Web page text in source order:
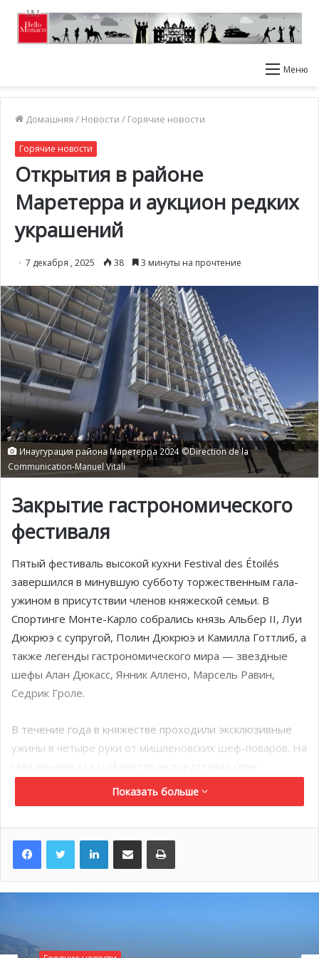
Меню
Домашняя / Новости / Горячие новости
Горячие новости
Открытия в районе
Маретерра и аукцион редких
украшений
7 декабря , 2025 38 3 минуты на прочтение
Инаугурация района Маретерра 2024 ©Direction de la
Communication-Manuel Vitali
Закрытие гастрономического
фестиваля
Пятый фестиваль высокой кухни Festival des Étoilés
завершился в минувшую субботу торжественным гала-
ужином в присутствии членов княжеской семьи. В
Спортинге Монте-Карло собрались князь Альбер II, Луи
Дюкрюэ с супругой, Полин Дюкрюэ и Камилла Готтлиб, а
также легенды гастрономического мира — звездные
шефы Алан Дюкасс, Янник Аллено, Марсель Равин,
Седрик Гроле.
В течение года в княжестве проходили эксклюзивные
ужины в четыре руки от мишленовских шеф-поваров. На
фирменное меню, а десерты приготовил именитый
французский кондитер Седрик Гроле. Последние
внесли прямо на сцене на глазах у публики.
Произведения ювелирного
торги
Показать больше
LinkedInПоделиться по электронной почте Распечатать